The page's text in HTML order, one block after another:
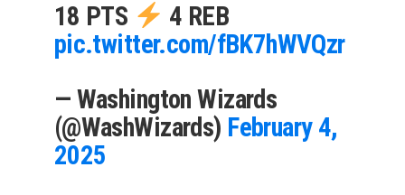
18 PTS
4 REB
pic.twitter.com/fBK7hWVQzr
— Washington Wizards
(@WashWizards) February 4,
2025